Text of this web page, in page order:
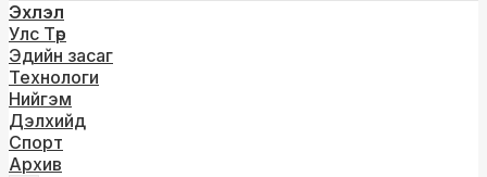
Эхлэл
Улс Төр
Эдийн засаг
Технологи
Нийгэм
Дэлхийд
Спорт
Архив